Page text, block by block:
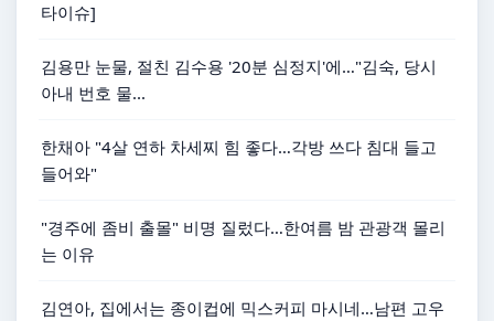
타이슈]
김용만 눈물, 절친 김수용 '20분 심정지'에…"김숙, 당시
아내 번호 물...
한채아 "4살 연하 차세찌 힘 좋다…각방 쓰다 침대 들고
들어와"
"경주에 좀비 출몰" 비명 질렀다…한여름 밤 관광객 몰리
는 이유
김연아, 집에서는 종이컵에 믹스커피 마시네…남편 고우